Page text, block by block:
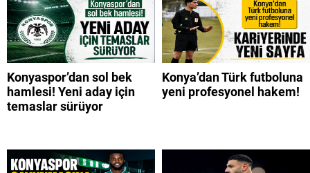
Konyaspor’dan sol bek
hamlesi! Yeni aday için
temaslar sürüyor
Konya’dan Türk futboluna
yeni profesyonel hakem!